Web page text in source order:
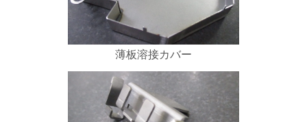
薄板溶接カバー